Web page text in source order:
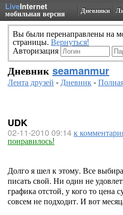
LiveInternet
мобильная версия Дневники
Вы были перенаправлены на
страницы. Вернуться!
Авторизация
Дневник seamanmur
Лента друзей -Дневник-
UDK
02-11-2010 09:14к
понравилось!
Долго я шел к этому. Все
писать свой. Ни один не
графика отстой, у кого то цена
совсем не подходит. И вот